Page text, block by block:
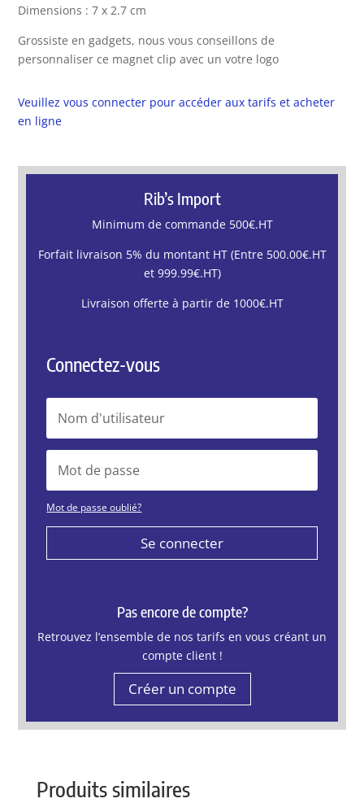
Dimensions : 7 x 2.7 cm
Grossiste en gadgets, nous vous conseillons de
personnaliser ce magnet clip avec un votre logo
Veuillez vous connecter pour accéder aux tarifs et acheter
en ligne
Rib’s Import
Minimum de commande 500€.HT
Forfait livraison 5% du montant HT (Entre 500.00€.HT
et 999.99€.HT)
Livraison offerte à partir de 1000€.HT
Connectez-vous
Mot de passe oublié?
Se connecter
Pas encore de compte?
Retrouvez l’ensemble de nos tarifs en vous créant un
compte client !
Créer un compte
Produits similaires